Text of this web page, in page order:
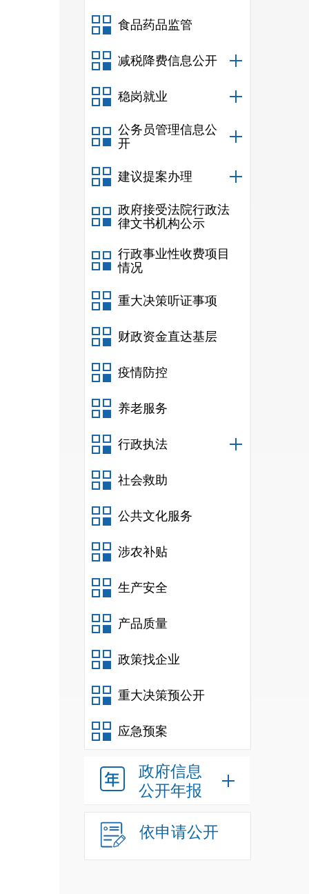
食品药品监管
减税降费信息公开
稳岗就业
公务员管理信息公
开
建议提案办理
政府接受法院行政法
律文书机构公示
行政事业性收费项目
情况
重大决策听证事项
财政资金直达基层
疫情防控
养老服务
行政执法
社会救助
公共文化服务
涉农补贴
生产安全
产品质量
政策找企业
重大决策预公开
应急预案
政府信息
公开年报
依申请公开